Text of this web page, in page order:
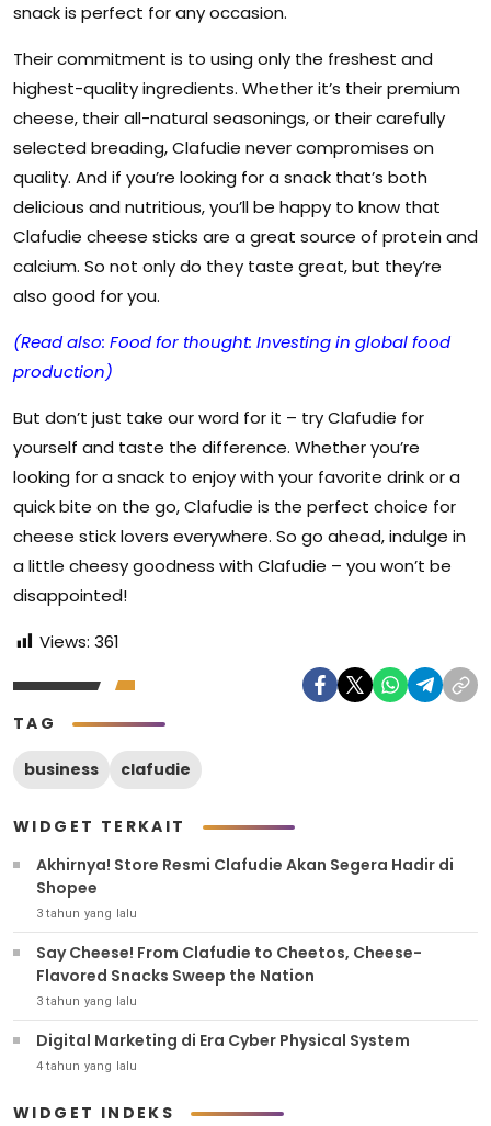
snack is perfect for any occasion.
Their commitment is to using only the freshest and
highest-quality ingredients. Whether it’s their premium
cheese, their all-natural seasonings, or their carefully
selected breading, Clafudie never compromises on
quality. And if you’re looking for a snack that’s both
delicious and nutritious, you’ll be happy to know that
Clafudie cheese sticks are a great source of protein and
calcium. So not only do they taste great, but they’re
also good for you.
(Read also: Food for thought: Investing in global food
production)
But don’t just take our word for it – try Clafudie for
yourself and taste the difference. Whether you’re
looking for a snack to enjoy with your favorite drink or a
quick bite on the go, Clafudie is the perfect choice for
cheese stick lovers everywhere. So go ahead, indulge in
a little cheesy goodness with Clafudie – you won’t be
disappointed!
Views: 361
TAG
business clafudie
WIDGET TERKAIT
Akhirnya! Store Resmi Clafudie Akan Segera Hadir di
Shopee
3 tahun yang lalu
Say Cheese! From Clafudie to Cheetos, Cheese-
Flavored Snacks Sweep the Nation
3 tahun yang lalu
Digital Marketing di Era Cyber Physical System
4 tahun yang lalu
WIDGET INDEKS